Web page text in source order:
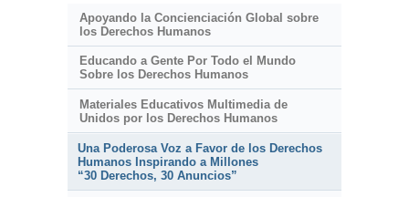
Apoyando la Concienciación Global sobre
los Derechos Humanos
Educando a Gente Por Todo el Mundo
Sobre los Derechos Humanos
Materiales Educativos Multimedia de
Unidos por los Derechos Humanos
Una Poderosa Voz a Favor de los Derechos
Humanos Inspirando a Millones
“30 Derechos, 30 Anuncios”